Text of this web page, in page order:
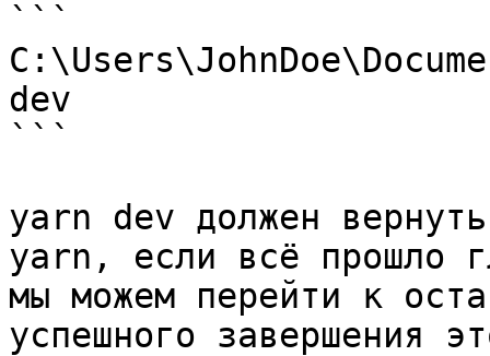
```
dev
```
yarn dev должен
yarn, если всё прошло
мы можем перейти к
успешного завершения